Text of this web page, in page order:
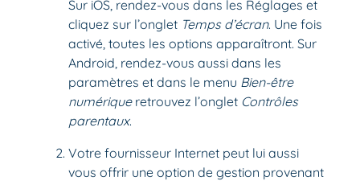
Sur iOS, rendez-vous dans les Réglages et
cliquez sur l’onglet Temps d’écran. Une fois
activé, toutes les options apparaîtront. Sur
Android, rendez-vous aussi dans les
paramètres et dans le menu Bien-être
numériqueretrouvez l’onglet Contrôles
parentaux.
Votre fournisseur Internet peut lui aussi
vous offrir une option de gestion provenant